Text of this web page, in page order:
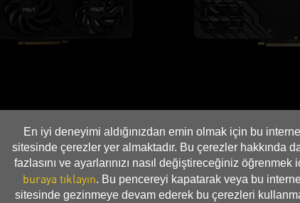
En iyi deneyimi aldığınızdan emin olmak için bu
sitesinde çerezler yer almaktadır. Bu çerezler hakkında
fazlasını ve ayarlarınızı nasıl değiştireceğiniz öğrenmek
buraya tıklayın. Bu pencereyi kapatarak veya bu
sitesinde gezinmeye devam ederek bu çerezleri